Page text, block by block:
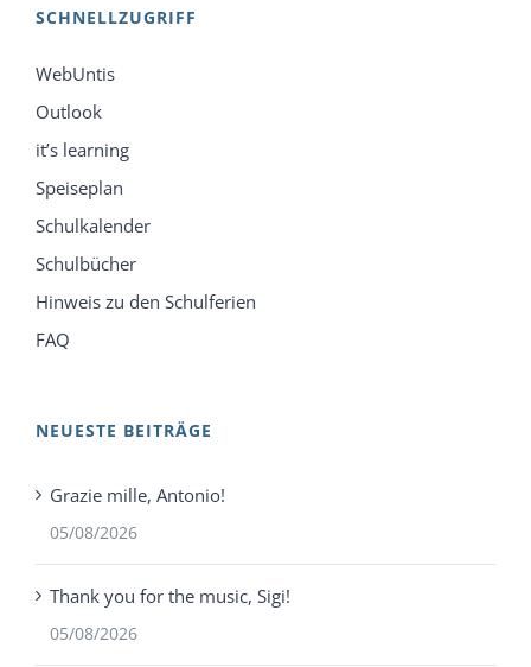
SCHNELLZUGRIFF
WebUntis
Outlook
it’s learning
Speiseplan
Schulkalender
Schulbücher
Hinweis zu den Schulferien
FAQ
NEUESTE BEITRÄGE
Grazie mille, Antonio!
05/08/2026
Thank you for the music, Sigi!
05/08/2026